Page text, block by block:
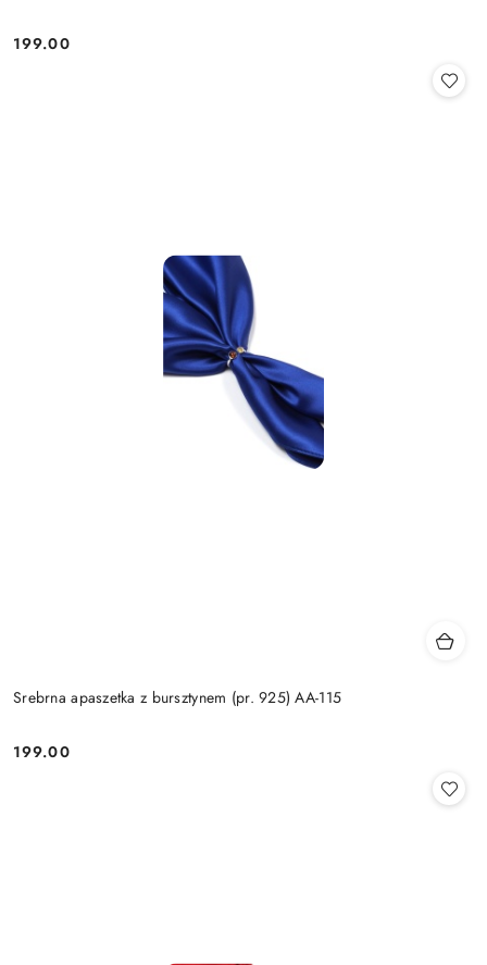
Cena:
199.00
Srebrna apaszetka z bursztynem (pr. 925) AA-115
Cena:
199.00